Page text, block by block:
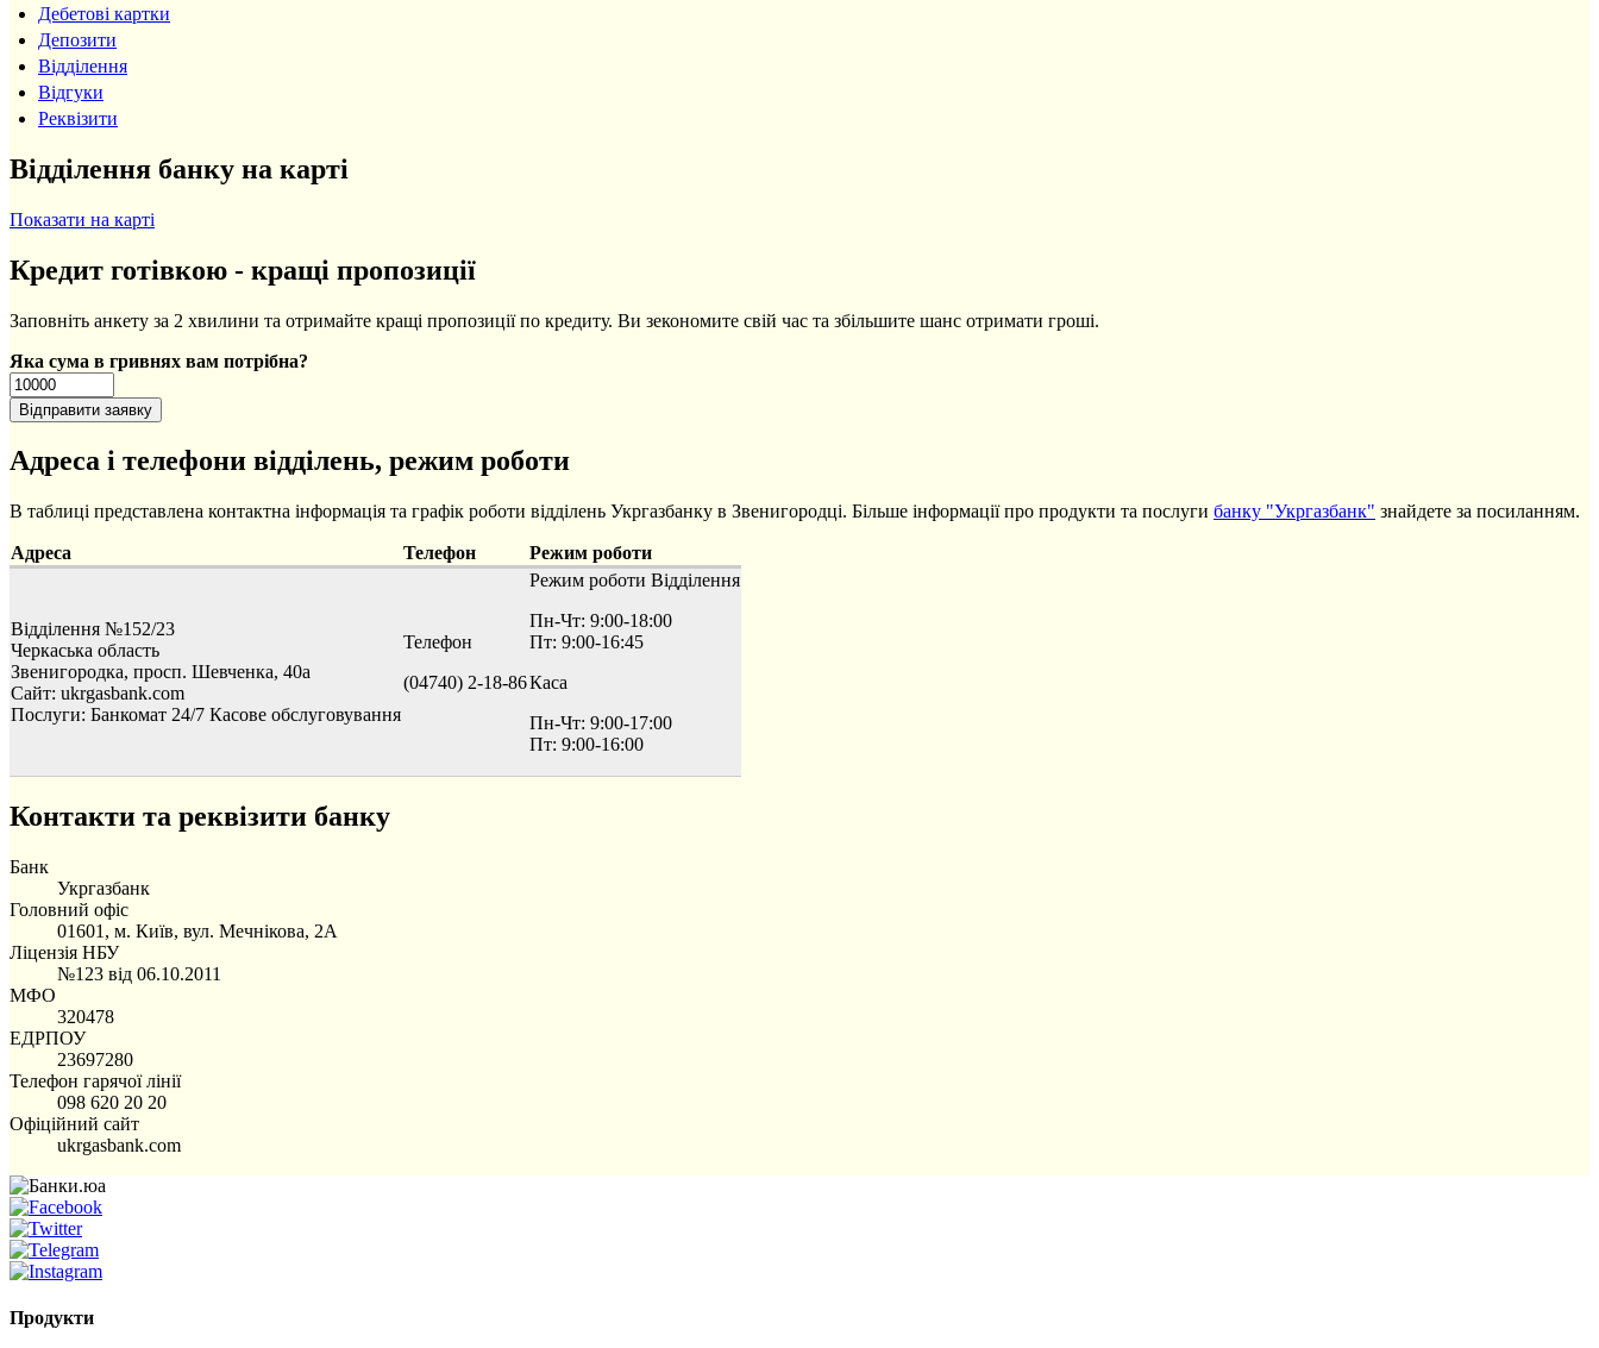
Дебетові картки
Депозити
Відділення
Відгуки
Реквізити
Відділення банку на карті
Показати на карті
Кредит готівкою - кращі пропозиції
Заповніть анкету за 2 хвилини та отримайте кращі пропозиції по кредиту. Ви зекономите свій час та збільшите шанс отримати гроші.
Яка сума в гривнях вам потрібна?
Адреса і телефони відділень, режим роботи
В таблиці представлена контактна інформація та графік роботи відділень Укргазбанку в Звенигородці. Більше інформації про продукти та послуги банку "Укргазбанк" знайдете за посиланням.
Адреса Телефон Режим роботи
Відділення №152/23
Черкаська область
Звенигородка, просп. Шевченка, 40а
Сайт: ukrgasbank.com
Послуги: Банкомат 24/7 Касове обслуговування
Телефон
(04740) 2-18-86
Режим роботи Відділення
Пн-Чт: 9:00-18:00
Пт: 9:00-16:45
Каса
Пн-Чт: 9:00-17:00
Пт: 9:00-16:00
Контакти та реквізити банку
Банк
Укргазбанк
Головний офіс
01601, м. Київ, вул. Мечнікова, 2А
Ліцензія НБУ
№123 від 06.10.2011
МФО
320478
ЕДРПОУ
23697280
Телефон гарячої лінії
098 620 20 20
Офіційний сайт
ukrgasbank.com
Продукти